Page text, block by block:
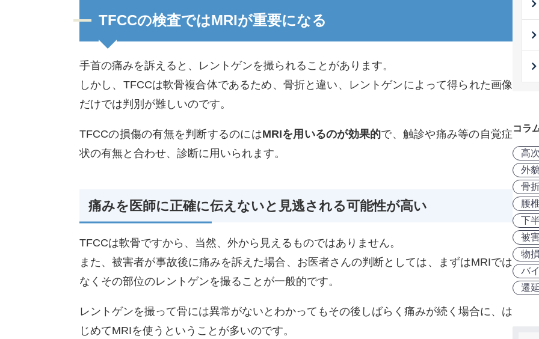
TFCCの検査ではMRIが重要になる
手首の痛みを訴えると、レントゲンを撮られることがあります。
しかし、TFCCは軟骨複合体であるため、骨折と違い、レントゲンによって得られた画像
だけでは判別が難しいのです。
TFCCの損傷の有無を判断するのにはMRIを用いるのが効果的で、触診や痛み等の自覚症
状の有無と合わせ、診断に用いられます。
痛みを医師に正確に伝えないと見逃される可能性が高い
TFCCは軟骨ですから、当然、外から見えるものではありません。
また、被害者が事故後に痛みを訴えた場合、お医者さんの判断としては、まずはMRIでは
なくその部位のレントゲンを撮ることが一般的です。
レントゲンを撮って骨には異常がないとわかってもその後しばらく痛みが続く場合に、は
じめてMRIを使うということが多いのです。
コラ
高
外
骨
腰
下
被
物
バ
遷